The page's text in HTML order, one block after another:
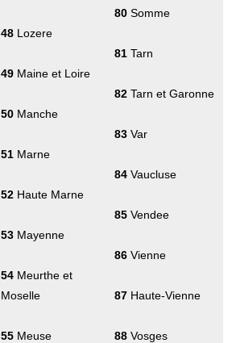
48 Lozere
49 Maine et Loire
50 Manche
51 Marne
52 Haute Marne
53 Mayenne
54 Meurthe et
Moselle
55 Meuse
80 Somme
81 Tarn
82 Tarn et Garonne
83 Var
84 Vaucluse
85 Vendee
86 Vienne
87 Haute-Vienne
88 Vosges